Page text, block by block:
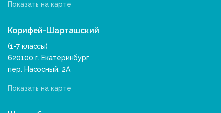
Показать на карте
Корифей-Шарташский
(1-7 классы)
620100 г. Екатеринбург,
пер. Насосный, 2А
Показать на карте